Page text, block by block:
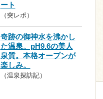
ート
（突レポ）
奇跡の御神水を沸かし
た温泉。pH9.6の美人
泉質。本格オープンが
楽しみ。
（温泉探訪記）